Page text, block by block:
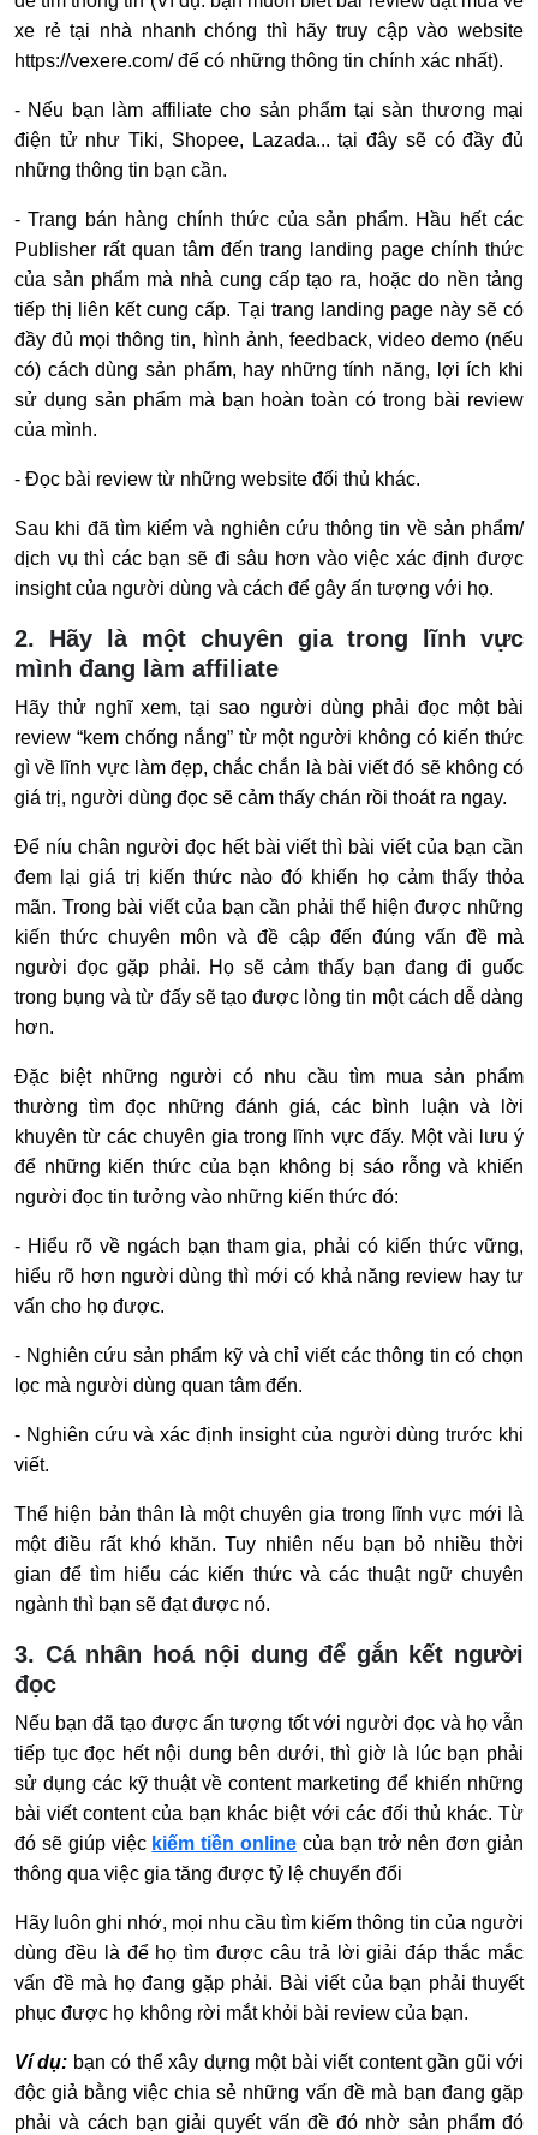
xe rẻ tại nhà nhanh chóng thì hãy truy cập vào website
https://vexere.com/ để có những thông tin chính xác nhất).
- Nếu bạn làm affiliate cho sản phẩm tại sàn thương mại
điện tử như Tiki, Shopee, Lazada... tại đây sẽ có đầy đủ
những thông tin bạn cần.
- Trang bán hàng chính thức của sản phẩm. Hầu hết các
Publisher rất quan tâm đến trang landing page chính thức
của sản phẩm mà nhà cung cấp tạo ra, hoặc do nền tảng
tiếp thị liên kết cung cấp. Tại trang landing page này sẽ có
đầy đủ mọi thông tin, hình ảnh, feedback, video demo (nếu
có) cách dùng sản phẩm, hay những tính năng, lợi ích khi
sử dụng sản phẩm mà bạn hoàn toàn có trong bài review
của mình.
- Đọc bài review từ những website đối thủ khác.
Sau khi đã tìm kiếm và nghiên cứu thông tin về sản phẩm/
dịch vụ thì các bạn sẽ đi sâu hơn vào việc xác định được
insight của người dùng và cách để gây ấn tượng với họ.
2. Hãy là một chuyên gia trong lĩnh vực
mình đang làm affiliate
Hãy thử nghĩ xem, tại sao người dùng phải đọc một bài
review “kem chống nắng” từ một người không có kiến thức
gì về lĩnh vực làm đẹp, chắc chắn là bài viết đó sẽ không có
giá trị, người dùng đọc sẽ cảm thấy chán rồi thoát ra ngay.
Để níu chân người đọc hết bài viết thì bài viết của bạn cần
đem lại giá trị kiến thức nào đó khiến họ cảm thấy thỏa
mãn. Trong bài viết của bạn cần phải thể hiện được những
kiến thức chuyên môn và đề cập đến đúng vấn đề mà
người đọc gặp phải. Họ sẽ cảm thấy bạn đang đi guốc
trong bụng và từ đấy sẽ tạo được lòng tin một cách dễ dàng
hơn.
Đặc biệt những người có nhu cầu tìm mua sản phẩm
thường tìm đọc những đánh giá, các bình luận và lời
khuyên từ các chuyên gia trong lĩnh vực đấy. Một vài lưu ý
để những kiến thức của bạn không bị sáo rỗng và khiến
người đọc tin tưởng vào những kiến thức đó:
- Hiểu rõ về ngách bạn tham gia, phải có kiến thức vững,
hiểu rõ hơn người dùng thì mới có khả năng review hay tư
vấn cho họ được.
- Nghiên cứu sản phẩm kỹ và chỉ viết các thông tin có chọn
lọc mà người dùng quan tâm đến.
- Nghiên cứu và xác định insight của người dùng trước khi
viết.
Thể hiện bản thân là một chuyên gia trong lĩnh vực mới là
một điều rất khó khăn. Tuy nhiên nếu bạn bỏ nhiều thời
gian để tìm hiểu các kiến thức và các thuật ngữ chuyên
ngành thì bạn sẽ đạt được nó.
3. Cá nhân hoá nội dung để gắn kết người
đọc
Nếu bạn đã tạo được ấn tượng tốt với người đọc và họ vẫn
tiếp tục đọc hết nội dung bên dưới, thì giờ là lúc bạn phải
sử dụng các kỹ thuật về content marketing để khiến những
bài viết content của bạn khác biệt với các đối thủ khác. Từ
đó sẽ giúp việc kiếm tiền online của bạn trở nên đơn giản
thông qua việc gia tăng được tỷ lệ chuyển đổi
Hãy luôn ghi nhớ, mọi nhu cầu tìm kiếm thông tin của người
dùng đều là để họ tìm được câu trả lời giải đáp thắc mắc
vấn đề mà họ đang gặp phải. Bài viết của bạn phải thuyết
phục được họ không rời mắt khỏi bài review của bạn.
Ví dụ: bạn có thể xây dựng một bài viết content gần gũi với
độc giả bằng việc chia sẻ những vấn đề mà bạn đang gặp
phải và cách bạn giải quyết vấn đề đó nhờ sản phẩm đó